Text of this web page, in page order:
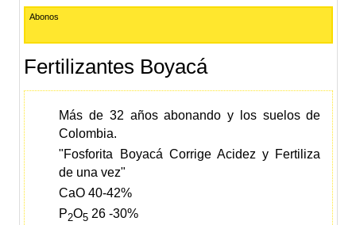
Abonos
Fertilizantes Boyacá
Más de 32 años abonando y los suelos de
Colombia.
"Fosforita Boyacá Corrige Acidez y Fertiliza
de una vez"
CaO 40-42%
P2O526 -30%